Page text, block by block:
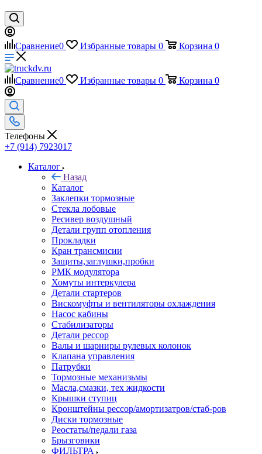
Сравнение0 Избранные товары 0 Корзина 0
Сравнение0 Избранные товары 0 Корзина 0
Телефоны
+7 (914) 7923017
Каталог
Назад
Каталог
Заклепки тормозные
Стекла лобовые
Ресивер воздушный
Детали групп отопления
Прокладки
Кран трансмисии
Защиты,заглушки,пробки
РМК модулятора
Хомуты интеркулера
Детали стартеров
Вискомуфты и вентиляторы охлаждения
Насос кабины
Стабилизаторы
Детали рессор
Валы и шарниры рулевых колонок
Клапана управления
Патрубки
Тормозные механизьмы
Масла,смазки, тех жидкости
Крышки ступиц
Кронштейны рессор/амортизатров/стаб-ров
Диски тормозные
Реостаты/педали газа
Брызговики
ФИЛЬТРА